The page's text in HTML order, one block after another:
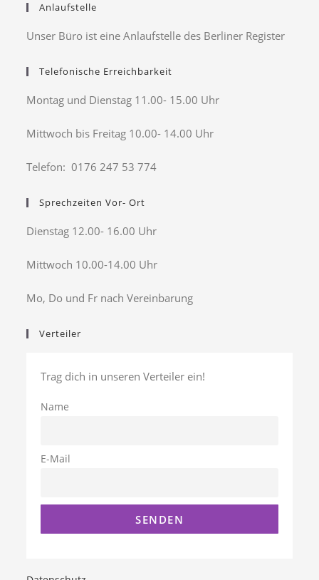
Anlaufstelle
Unser Büro ist eine Anlaufstelle des Berliner Register
Telefonische Erreichbarkeit
Montag und Dienstag 11.00- 15.00 Uhr
Mittwoch bis Freitag 10.00- 14.00 Uhr
Telefon: 0176 247 53 774
Sprechzeiten Vor- Ort
Dienstag 12.00- 16.00 Uhr
Mittwoch 10.00-14.00 Uhr
Mo, Do und Fr nach Vereinbarung
Verteiler
Trag dich in unseren Verteiler ein!
Name
E-Mail